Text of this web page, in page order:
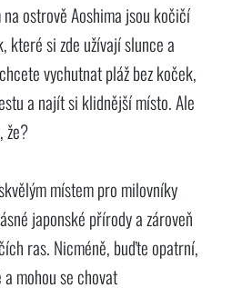
ostrově Aoshima jsou kočičí
které si zde užívají slunce a
vychutnat pláž bez koček,
a najít si klidnější místo. Ale
že?
místem pro milovníky
japonské přírody a zároveň
ras. Nicméně, buďte opatrní,
mohou se chovat